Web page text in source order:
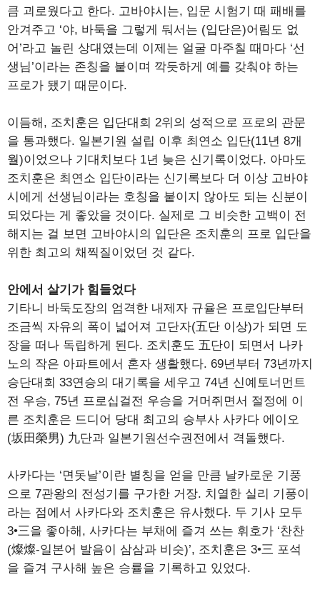
큼 괴로웠다고 한다. 고바야시는, 입문 시험기 때 패배를
안겨주고 ‘야, 바둑을 그렇게 둬서는 (입단은)어림도 없
어’라고 놀린 상대였는데 이제는 얼굴 마주칠 때마다 ‘선
생님’이라는 존칭을 붙이며 깍듯하게 예를 갖춰야 하는
프로가 됐기 때문이다.
이듬해, 조치훈은 입단대회 2위의 성적으로 프로의 관문
을 통과했다. 일본기원 설립 이후 최연소 입단(11년 8개
월)이었으나 기대치보다 1년 늦은 신기록이었다. 아마도
조치훈은 최연소 입단이라는 신기록보다 더 이상 고바야
시에게 선생님이라는 호칭을 붙이지 않아도 되는 신분이
되었다는 게 좋았을 것이다. 실제로 그 비슷한 고백이 전
해지는 걸 보면 고바야시의 입단은 조치훈의 프로 입단을
위한 최고의 채찍질이었던 것 같다.
안에서 살기가 힘들었다
기타니 바둑도장의 엄격한 내제자 규율은 프로입단부터
조금씩 자유의 폭이 넓어져 고단자(五단 이상)가 되면 도
장을 떠나 독립하게 된다. 조치훈도 五단이 되면서 나카
노의 작은 아파트에서 혼자 생활했다. 69년부터 73년까지
승단대회 33연승의 대기록을 세우고 74년 신예토너먼트
전 우승, 75년 프로십걸전 우승을 거머쥐면서 절정에 이
른 조치훈은 드디어 당대 최고의 승부사 사카다 에이오
(坂田榮男) 九단과 일본기원선수권전에서 격돌했다.
사카다는 ‘면돗날’이란 별칭을 얻을 만큼 날카로운 기풍
으로 7관왕의 전성기를 구가한 거장. 치열한 실리 기풍이
라는 점에서 사카다와 조치훈은 유사했다. 두 기사 모두
3•三을 좋아해, 사카다는 부채에 즐겨 쓰는 휘호가 ‘찬찬
(燦燦-일본어 발음이 삼삼과 비슷)’, 조치훈은 3•三 포석
을 즐겨 구사해 높은 승률을 기록하고 있었다.